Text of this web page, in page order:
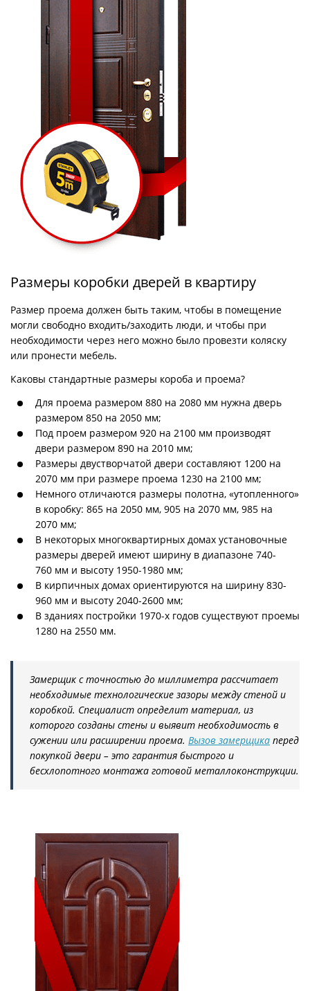
Размеры коробки дверей в квартиру
Размер проема должен быть таким, чтобы в помещение
могли свободно входить/заходить люди, и чтобы при
необходимости через него можно было провезти коляску
или пронести мебель.
Каковы стандартные размеры короба и проема?
Для проема размером 880 на 2080 мм нужна дверь
размером 850 на 2050 мм;
Под проем размером 920 на 2100 мм производят
двери размером 890 на 2010 мм;
Размеры двустворчатой двери составляют 1200 на
2070 мм при размере проема 1230 на 2100 мм;
Немного отличаются размеры полотна, «утопленного»
в коробку: 865 на 2050 мм, 905 на 2070 мм, 985 на
2070 мм;
В некоторых многоквартирных домах установочные
размеры дверей имеют ширину в диапазоне 740-
760 мм и высоту 1950-1980 мм;
В кирпичных домах ориентируются на ширину 830-
960 мм и высоту 2040-2600 мм;
В зданиях постройки 1970-х годов существуют проемы
1280 на 2550 мм.
Замерщик с точностью до миллиметра рассчитает
необходимые технологические зазоры между стеной и
коробкой. Специалист определит материал, из
которого созданы стены и выявит необходимость в
сужении или расширении проема. Вызов замерщика перед
покупкой двери – это гарантия быстрого и
бесхлопотного монтажа готовой металлоконструкции.